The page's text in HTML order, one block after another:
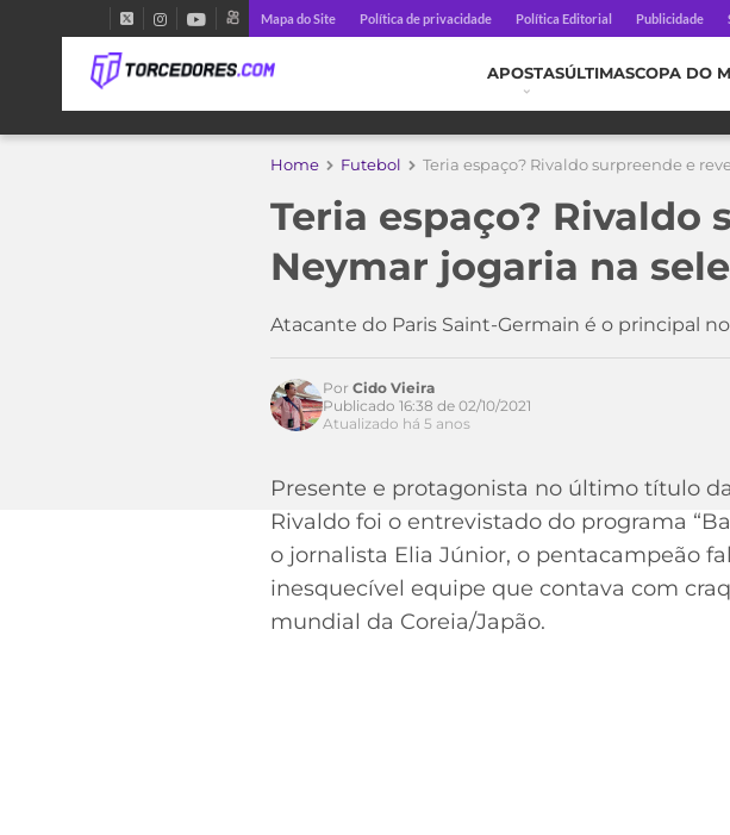
Mapa do Site Política de privacidade Política Editorial Publicidade
APOSTASÚLTIMASCOPA DO
Home Futebol Teria espaço? Rivaldo surpreende e
Teria espaço? Rivaldo
Neymar jogaria na
Atacante do Paris Saint-Germain é o principal
Acesse o perfil do autor
Por Cido Vieira
Publicado 16:38 de 02/10/2021
Atualizado há 5 anos
Presente e protagonista no último título
Rivaldo foi o entrevistado do programa
o jornalista Elia Júnior, o pentacampeão
inesquecível equipe que contava com
mundial da Coreia/Japão.